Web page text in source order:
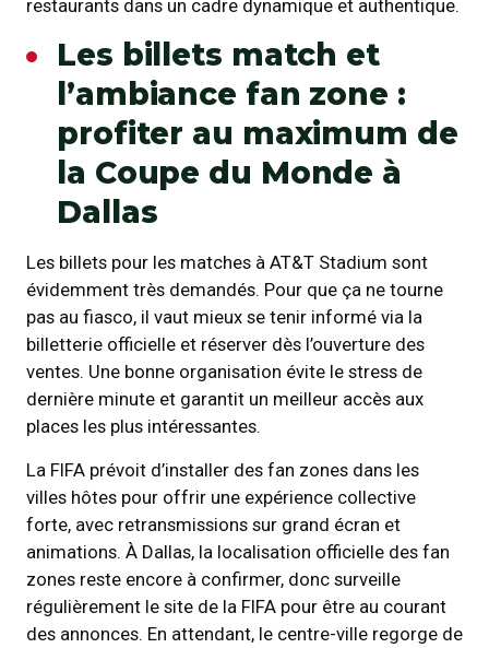
restaurants dans un cadre dynamique et authentique.
Les billets match et
l’ambiance fan zone :
profiter au maximum de
la Coupe du Monde à
Dallas
Les billets pour les matches à AT&T Stadium sont
évidemment très demandés. Pour que ça ne tourne
pas au fiasco, il vaut mieux se tenir informé via la
billetterie officielle et réserver dès l’ouverture des
ventes. Une bonne organisation évite le stress de
dernière minute et garantit un meilleur accès aux
places les plus intéressantes.
La FIFA prévoit d’installer des fan zones dans les
villes hôtes pour offrir une expérience collective
forte, avec retransmissions sur grand écran et
animations. À Dallas, la localisation officielle des fan
zones reste encore à confirmer, donc surveille
régulièrement le site de la FIFA pour être au courant
des annonces. En attendant, le centre-ville regorge de